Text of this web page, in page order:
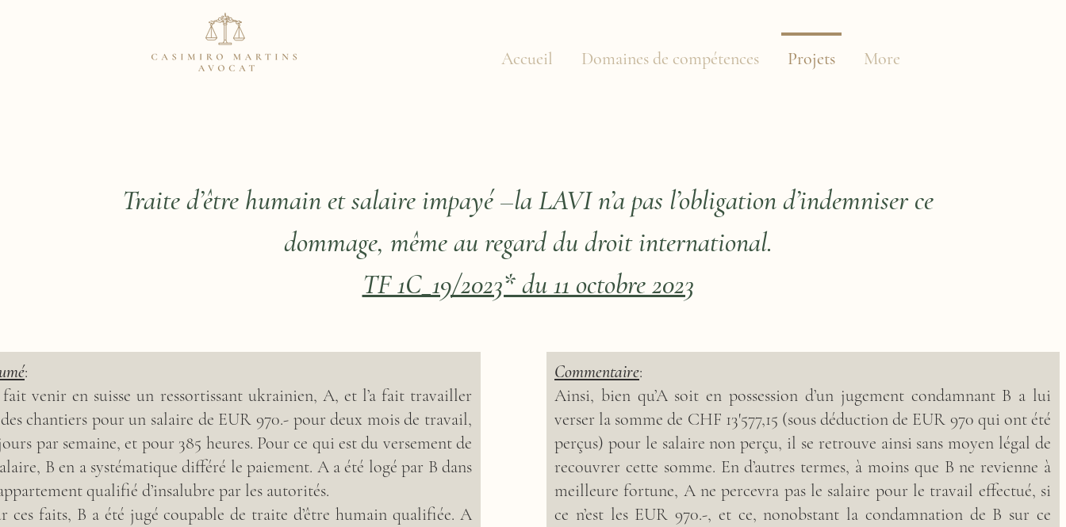
Accueil Domaines de compétences Projets More
Traite d’être humain et salaire impayé –la LAVI n’a pas l’obligation d’indemniser ce
dommage, même au regard du droit international.
TF 1C_19/2023* du 11 octobre 2023
:
venir en suisse un ressortissant ukrainien, A, et l’a fait travailler
chantiers pour un salaire de EUR 970.- pour deux mois de travail,
par semaine, et pour 385 heures. Pour ce qui est du versement de
B en a systématique différé le paiement. A a été logé par B dans
qualifié d’insalubre par les autorités.
ces faits, B a été jugé coupable de traite d’être humain qualifiée. A
Commentaire:
Ainsi, bien qu’A soit en possession d’un jugement condamnant B a lui
verser la somme de CHF 13'577,15 (sous déduction de EUR 970 qui ont été
perçus) pour le salaire non perçu, il se retrouve ainsi sans moyen légal de
recouvrer cette somme. En d’autres termes, à moins que B ne revienne à
meilleure fortune, A ne percevra pas le salaire pour le travail effectué, si
ce n’est les EUR 970.-, et ce, nonobstant la condamnation de B sur ce